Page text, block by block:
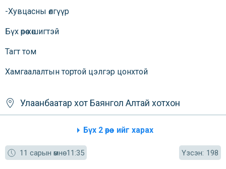
-Хувцасны өлгүүр
Бүх өрөө хөшигтэй
Тагт том
Хамгаалалтын тортой цэлгэр цонхтой
Улаанбаатар хот Баянгол Алтай хотхон
Бүх 2 өрөө - ийг харах
11 сарын өмнө 11:35 Үзсэн: 198